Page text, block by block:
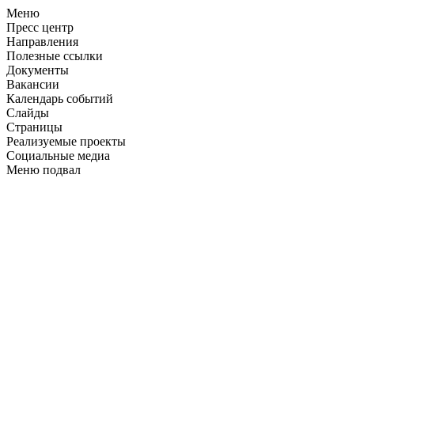
Меню
Пресс центр
Направления
Полезные ссылки
Документы
Вакансии
Календарь событий
Слайды
Страницы
Реализуемые проекты
Социальные медиа
Меню подвал